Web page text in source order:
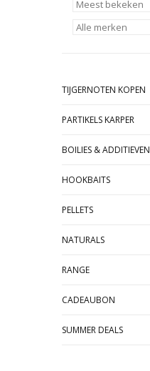
TIJGERNOTEN KOPEN
PARTIKELS KARPER
BOILIES & ADDITIEVEN
HOOKBAITS
PELLETS
NATURALS
RANGE
CADEAUBON
SUMMER DEALS